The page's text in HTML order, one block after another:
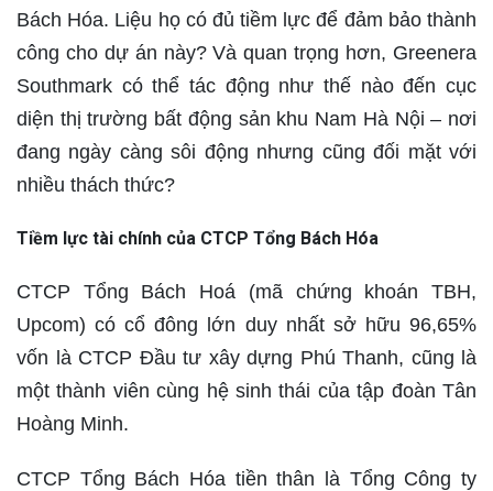
Bách Hóa. Liệu họ có đủ tiềm lực để đảm bảo thành
công cho dự án này? Và quan trọng hơn, Greenera
Southmark có thể tác động như thế nào đến cục
diện thị trường bất động sản khu Nam Hà Nội – nơi
đang ngày càng sôi động nhưng cũng đối mặt với
nhiều thách thức?
Tiềm lực tài chính của CTCP Tổng Bách Hóa
CTCP Tổng Bách Hoá (mã chứng khoán TBH,
Upcom) có cổ đông lớn duy nhất sở hữu 96,65%
vốn là CTCP Đầu tư xây dựng Phú Thanh, cũng là
một thành viên cùng hệ sinh thái của tập đoàn Tân
Hoàng Minh.
CTCP Tổng Bách Hóa tiền thân là Tổng Công ty